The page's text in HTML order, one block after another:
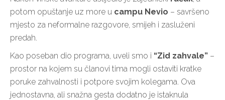
potom opuštanje uz more u campu Nevio – savršeno
mjesto za neformalne razgovore, smijeh i zasluženi
predah.
Kao poseban dio programa, uveli smo i “Zid zahvale” –
prostor na kojem su članovi tima mogli ostaviti kratke
poruke zahvalnosti i potpore svojim kolegama. Ova
jednostavna, ali snažna gesta dodatno je istaknula